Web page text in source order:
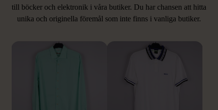
till böcker och elektronik i våra butiker. Du har chansen att hitta
unika och originella föremål som inte finns i vanliga butiker.
LIKNANDE PRODUKTER
Hitta produkter som påminner om denna